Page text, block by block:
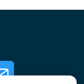
Newsletter